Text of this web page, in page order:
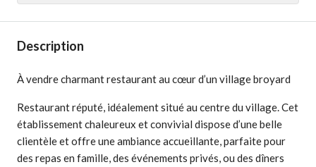
Description
À vendre charmant restaurant au cœur d’un village broyard
Restaurant réputé, idéalement situé au centre du village. Cet
établissement chaleureux et convivial dispose d’une belle
clientèle et offre une ambiance accueillante, parfaite pour
des repas en famille, des événements privés, ou des dîners